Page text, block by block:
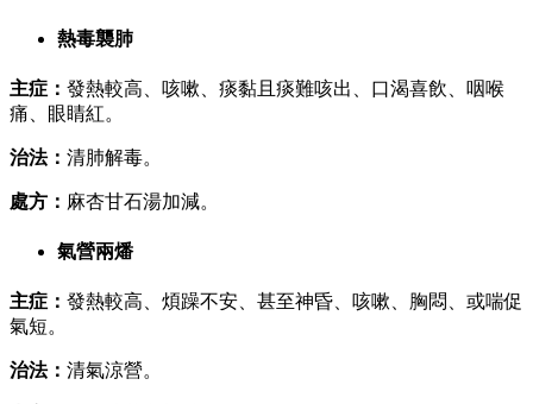
熱毒襲肺
主症： 發熱較高、咳嗽、痰黏且痰難咳出、口渴喜飲、咽喉
痛、眼睛紅。
治法： 清肺解毒。
處方： 麻杏甘石湯加減。
氣營兩燔
主症： 發熱較高、煩躁不安、甚至神昏、咳嗽、胸悶、或喘促
氣短。
治法： 清氣涼營。